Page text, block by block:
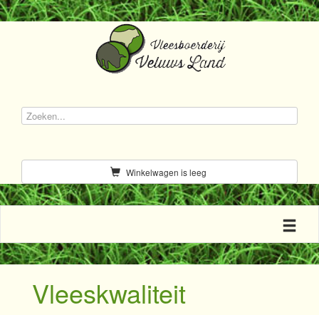
Winkelwagen is leeg
Toggle
Vleeskwaliteit